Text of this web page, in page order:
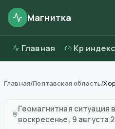
Магнитка
Главная Kp индекс
Главная/Полтавская область/
Геомагнитная ситуация в
воскресенье, 9 августа